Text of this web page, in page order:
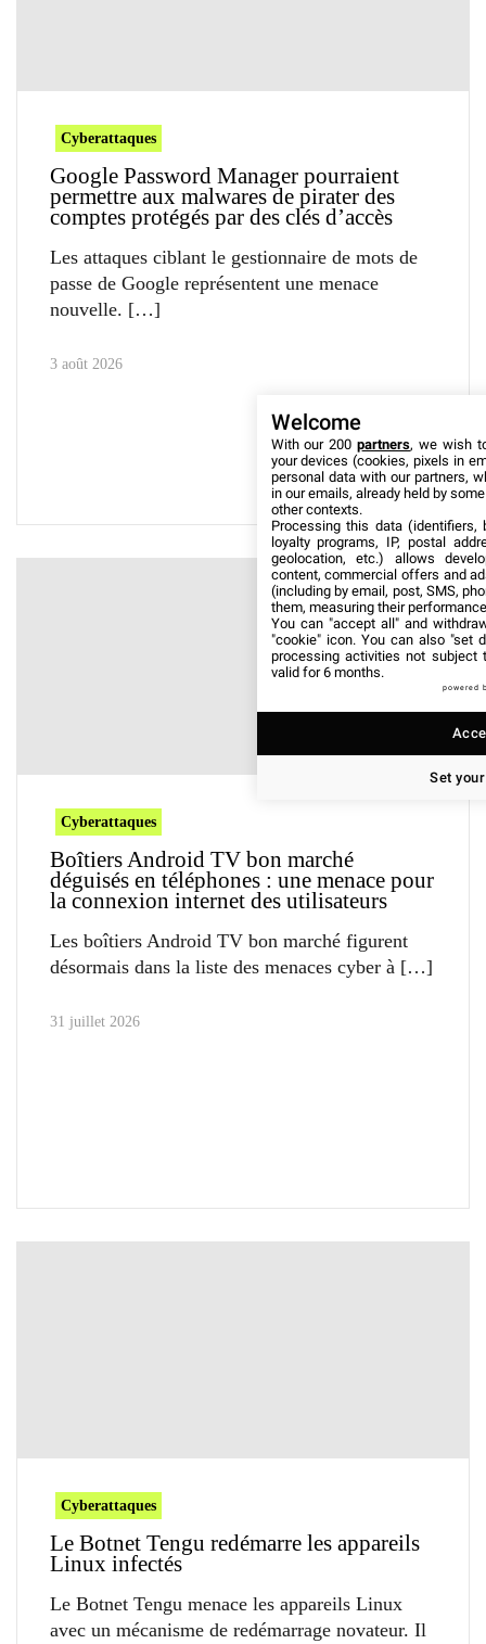
Cyberattaques
Google Password Manager pourraient
permettre aux malwares de pirater des
comptes protégés par des clés d’accès
Les attaques ciblant le gestionnaire de mots de
passe de Google représentent une menace
nouvelle.
3 août 2026
Cyberattaques
Boîtiers Android TV bon marché
déguisés en téléphones : une menace pour
la connexion internet des utilisateurs
Les boîtiers Android TV bon marché figurent
désormais dans la liste des menaces cyber à
31 juillet 2026
Cyberattaques
Le Botnet Tengu redémarre les appareils
Linux infectés
Le Botnet Tengu menace les appareils Linux
avec un mécanisme de redémarrage novateur. Il
Welcome
With our 200partners, we wish
your devices (cookies, pixels in
personal data with our partners,
in our emails, already held by
other contexts.
Processing this data (identifiers,
loyalty programs, IP, postal
geolocation, etc.) allows
content, commercial offers and
(including by email, post, SMS,
them, measuring their
You can "accept all" and
"cookie" icon. You can also "set
processing activities not subject
valid for 6 months.
powered
Set